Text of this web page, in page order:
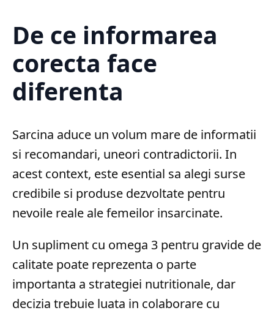
De ce informarea
corecta face
diferenta
Sarcina aduce un volum mare de informatii
si recomandari, uneori contradictorii. In
acest context, este esential sa alegi surse
credibile si produse dezvoltate pentru
nevoile reale ale femeilor insarcinate.
Un supliment cu omega 3 pentru gravide de
calitate poate reprezenta o parte
importanta a strategiei nutritionale, dar
decizia trebuie luata in colaborare cu